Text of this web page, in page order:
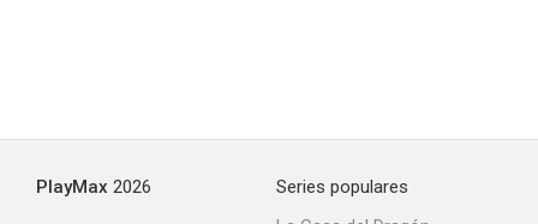
PlayMax 2026
Series populares